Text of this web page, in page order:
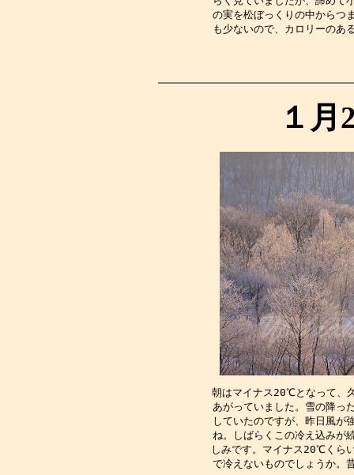
の実を松ぼっくりの中からつ
も少ないので、カロリ
１月
朝はマイナス20℃となって、
あがっていました。雪の降っ
していたのですが、昨日風が
ね。しばらくこの冷え込みが
しみです。マイナス20℃くら
で冷えないものでしょうか